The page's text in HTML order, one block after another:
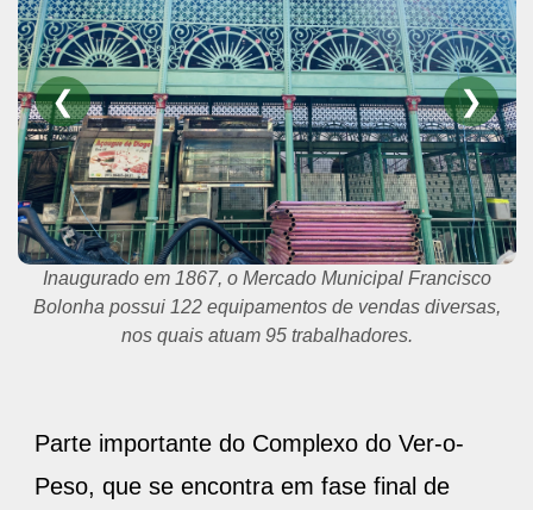
❮ ❯
Ana Lúcia Alves vende refeições no Mercado Bolonha e
aguarda pela visita de fregueses que moram em outros
estados, durante a COP 30.
Parte importante do Complexo do Ver-o-
Peso, que se encontra em fase final de